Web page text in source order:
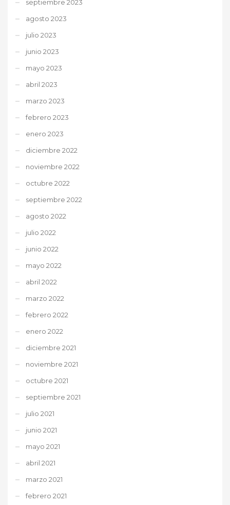
septiembre 2023
agosto 2023
julio 2023
junio 2023
mayo 2023
abril 2023
marzo 2023
febrero 2023
enero 2023
diciembre 2022
noviembre 2022
octubre 2022
septiembre 2022
agosto 2022
julio 2022
junio 2022
mayo 2022
abril 2022
marzo 2022
febrero 2022
enero 2022
diciembre 2021
noviembre 2021
octubre 2021
septiembre 2021
julio 2021
junio 2021
mayo 2021
abril 2021
marzo 2021
febrero 2021